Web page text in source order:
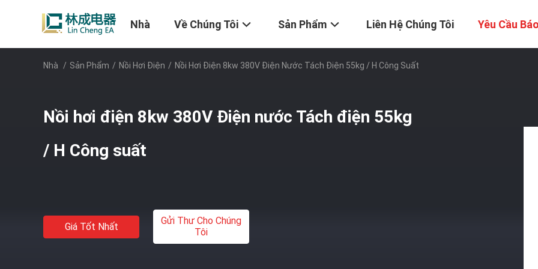
Nhà Về Chúng Tôi Sản Phẩm Liên Hệ Chúng Tôi Yêu Cầu
Nhà / Sản Phẩm / Nồi Hơi Điện / Nồi Hơi Điện 8kw 380V Điện Nước Tách Điện 55kg / H Công Suất
Nồi hơi điện 8kw 380V Điện nước Tách điện 55kg
/ H Công suất
Giá Tốt Nhất
Gửi Thư Cho Chúng
Tôi